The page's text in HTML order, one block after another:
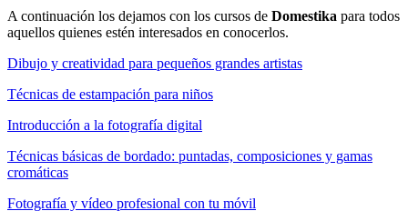
A continuación los dejamos con los cursos de Domestika para todos
aquellos quienes estén interesados en conocerlos.
Dibujo y creatividad para pequeños grandes artistas
Técnicas de estampación para niños
Introducción a la fotografía digital
Técnicas básicas de bordado: puntadas, composiciones y gamas
cromáticas
Fotografía y vídeo profesional con tu móvil